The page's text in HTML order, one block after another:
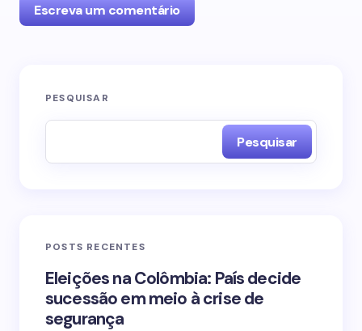
Escreva um comentário
O seu endereço de e-mail não será publicado.
Your Comment *
PESQUISAR
Pesquisar
POSTS RECENTES
Eleições na Colômbia: País decide
sucessão em meio à crise de
segurança